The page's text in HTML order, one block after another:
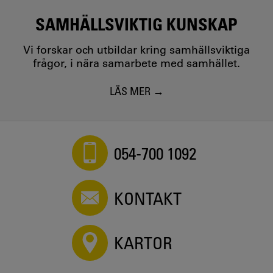
SAMHÄLLSVIKTIG KUNSKAP
Vi forskar och utbildar kring samhällsviktiga
frågor, i nära samarbete med samhället.
LÄS MER
054-700 1092
KONTAKT
KARTOR